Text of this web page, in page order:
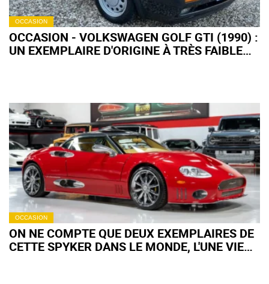
OCCASION
OCCASION - VOLKSWAGEN GOLF GTI (1990) :
UN EXEMPLAIRE D'ORIGINE À TRÈS FAIBLE
OCCASION
ON NE COMPTE QUE DEUX EXEMPLAIRES DE
CETTE SPYKER DANS LE MONDE, L'UNE VIENT